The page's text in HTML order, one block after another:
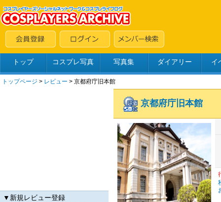
トップ コスプレ写真 写真集 ダイアリー イ
トップページ > レビュー > 京都府庁旧本館
▼新規レビュー登録
京都府庁旧本館